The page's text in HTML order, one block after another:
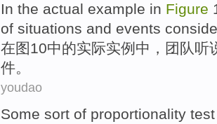
In the actual example in Figure
of situations and events
在图10中的实际实例 中 ， 团队听
件。
youdao
Some sort of proportionality